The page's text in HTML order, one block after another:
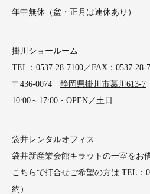
年中無休（盆・正月は連休あり）
掛川ショールーム
TEL：0537-28-7100／FAX：0537-28-
〒436-0074 静岡県掛川市葛川613-7
10:00～17:00・OPEN／土日
袋井レンタルオフィス
袋井新産業会館キラットの一室をお
こちらで打合せご希望の方は TEL：
約）